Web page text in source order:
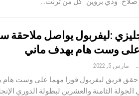
:ليفربول يواصل ملاحقة
وست هام بهدف ماني
والعالم مارس 5, 2022
فريق ليفربول فوزا مهما على وست هام
الثامنة والعشرين لبطولة الدوري